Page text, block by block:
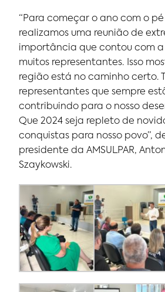
“Para começar o ano com o
realizamos uma reunião de
importância que contou com
muitos representantes. Isso
região está no caminho certo.
representantes que sempre
contribuindo para o nosso
Que 2024 seja repleto de
conquistas para nosso povo”,
presidente da AMSULPAR,
Szaykowski.